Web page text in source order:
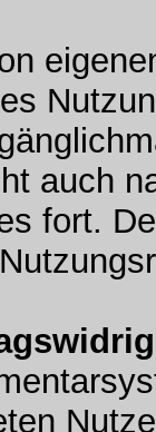
auch
fort.